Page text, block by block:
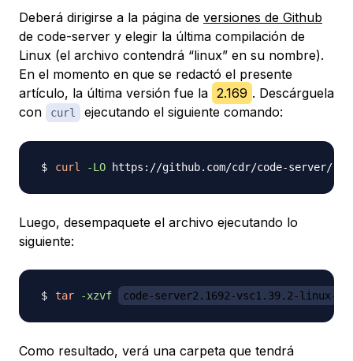
Deberá dirigirse a la página de versiones de Github
de code-server y elegir la última compilación de
Linux (el archivo contendrá “linux” en su nombre).
En el momento en que se redactó el presente
artículo, la última versión fue la 2.169 . Descárguela
con
curl ejecutando el siguiente comando:
curl -LO https://github.com/cdr/code-server/
Luego, desempaquete el archivo ejecutando lo
siguiente:
tar -xzvf code-server2.1692-vsc1.39.2-linux-
Como resultado, verá una carpeta que tendrá